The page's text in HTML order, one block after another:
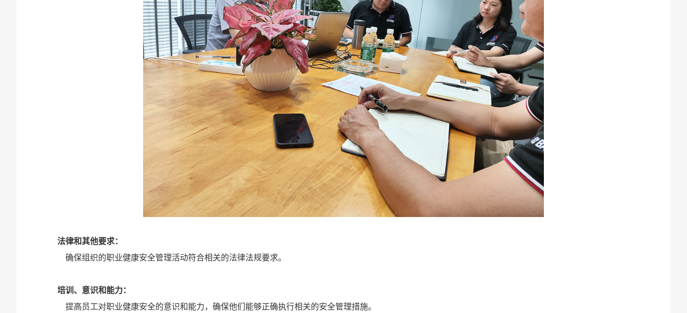
‌法律和其他要求‌：
确保组织的职业健康安全管理活动符合相关的法律法规要求‌。
‌培训、意识和能力‌：
提高员工对职业健康安全的意识和能力，确保他们能够正确执行相关的安全管理措施‌。